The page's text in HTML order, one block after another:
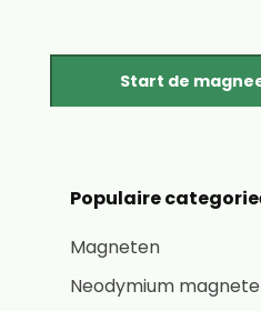
Start de
Populaire
Magneten
Neodymium